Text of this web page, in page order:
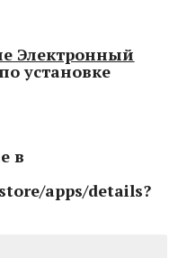
Электронный
установке
в
apps/details?